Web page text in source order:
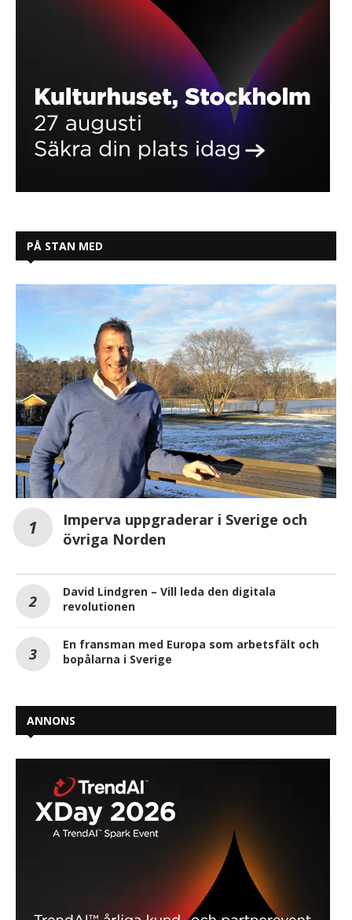
PÅ STAN MED
Imperva uppgraderar i Sverige och
övriga Norden
David Lindgren – Vill leda den digitala
revolutionen
En fransman med Europa som arbetsfält och
bopålarna i Sverige
ANNONS